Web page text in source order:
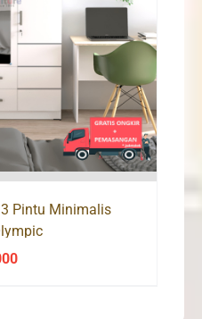
Pintu Minimalis
Current